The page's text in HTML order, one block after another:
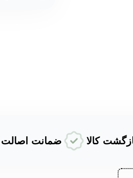
ضمانت اصالت